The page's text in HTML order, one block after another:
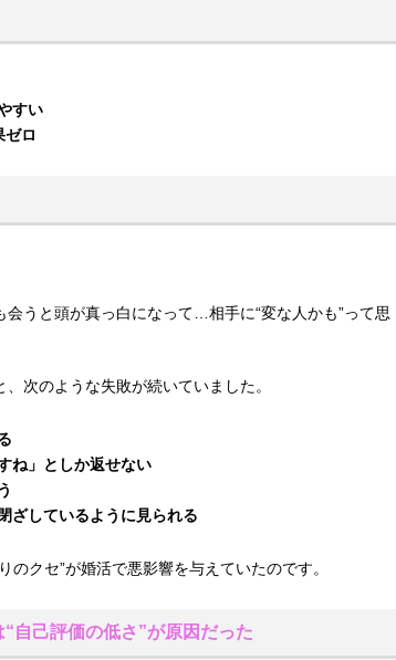
すい
ゼロ
会うと頭が真っ白になって…相手に“変な人かも”って思
次のような失敗が続いていました。
ね」としか返せない
ざしているように見られる
クセ”が婚活で悪影響を与えていたのです。
自己評価の低さ”が原因だった